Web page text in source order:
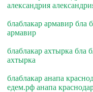
александрия
блаблакар армавир бла
армавир
блаблакар ахтырка бла
ахтырка
блаблакар анапа
едем.рф анапа